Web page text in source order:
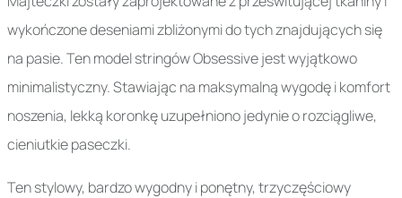
wykończone deseniami zbliżonymi do tych znajdujących się
na pasie. Ten model stringów Obsessive jest wyjątkowo
minimalistyczny. Stawiając na maksymalną wygodę i komfort
noszenia, lekką koronkę uzupełniono jedynie o rozciągliwe,
cieniutkie paseczki.
Ten stylowy, bardzo wygodny i ponętny, trzyczęściowy